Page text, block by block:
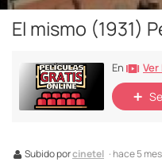
El mismo (1931)
En Ver
Subido porcinetel · hace 5